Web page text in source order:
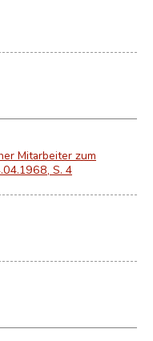
Mitarbeiter zum
S. 4